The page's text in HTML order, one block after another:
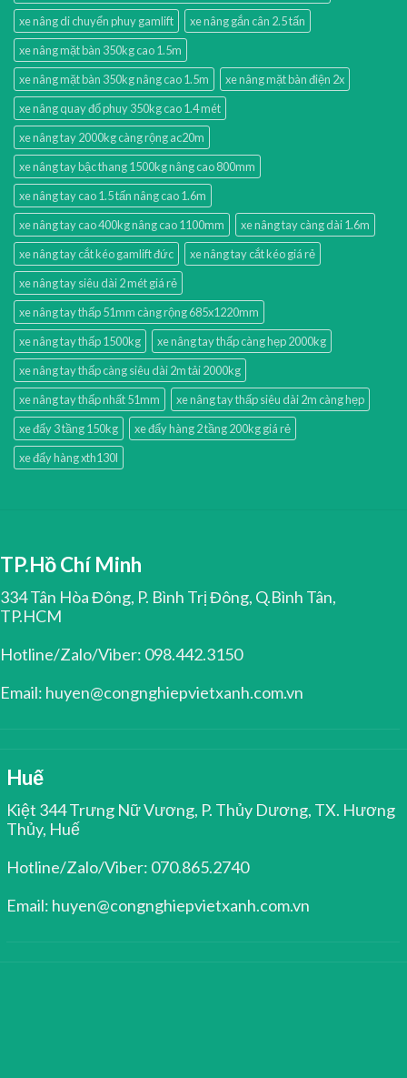
xe nâng di chuyển phuy gamlift
xe nâng gắn cân 2.5 tấn
xe nâng mặt bàn 350kg cao 1.5m
xe nâng mặt bàn 350kg nâng cao 1.5m
xe nâng mặt bàn điện 2x
xe nâng quay đổ phuy 350kg cao 1.4 mét
xe nâng tay 2000kg càng rộng ac20m
xe nâng tay bậc thang 1500kg nâng cao 800mm
xe nâng tay cao 1.5 tấn nâng cao 1.6m
xe nâng tay cao 400kg nâng cao 1100mm
xe nâng tay càng dài 1.6m
xe nâng tay cắt kéo gamlift đức
xe nâng tay cắt kéo giá rẻ
xe nâng tay siêu dài 2 mét giá rẻ
xe nâng tay thấp 51mm càng rộng 685x1220mm
xe nâng tay thấp 1500kg
xe nâng tay thấp càng hẹp 2000kg
xe nâng tay thấp càng siêu dài 2m tải 2000kg
xe nâng tay thấp nhất 51mm
xe nâng tay thấp siêu dài 2m càng hẹp
xe đẩy 3 tầng 150kg
xe đẩy hàng 2 tầng 200kg giá rẻ
xe đẩy hàng xth130l
TP.Hồ Chí Minh
334 Tân Hòa Đông, P. Bình Trị Đông, Q.Bình Tân,
TP.HCM
Hotline/Zalo/Viber: 098.442.3150
Email: huyen@congnghiepvietxanh.com.vn
Huế
Kiệt 344 Trưng Nữ Vương, P. Thủy Dương, TX. Hương
Thủy, Huế
Hotline/Zalo/Viber: 070.865.2740
Email: huyen@congnghiepvietxanh.com.vn